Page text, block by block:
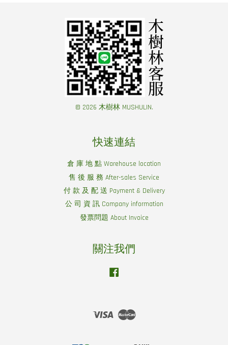
© 2026 木樹林 MUSHULIN.
快速連結
倉 庫 地 點 Warehouse location
售 後 服 務 After-sales Service
付 款 及 配 送 Payment & Delivery
公 司 資 訊 Company information
發票問題 About Invoice
關注我們
Visa Master